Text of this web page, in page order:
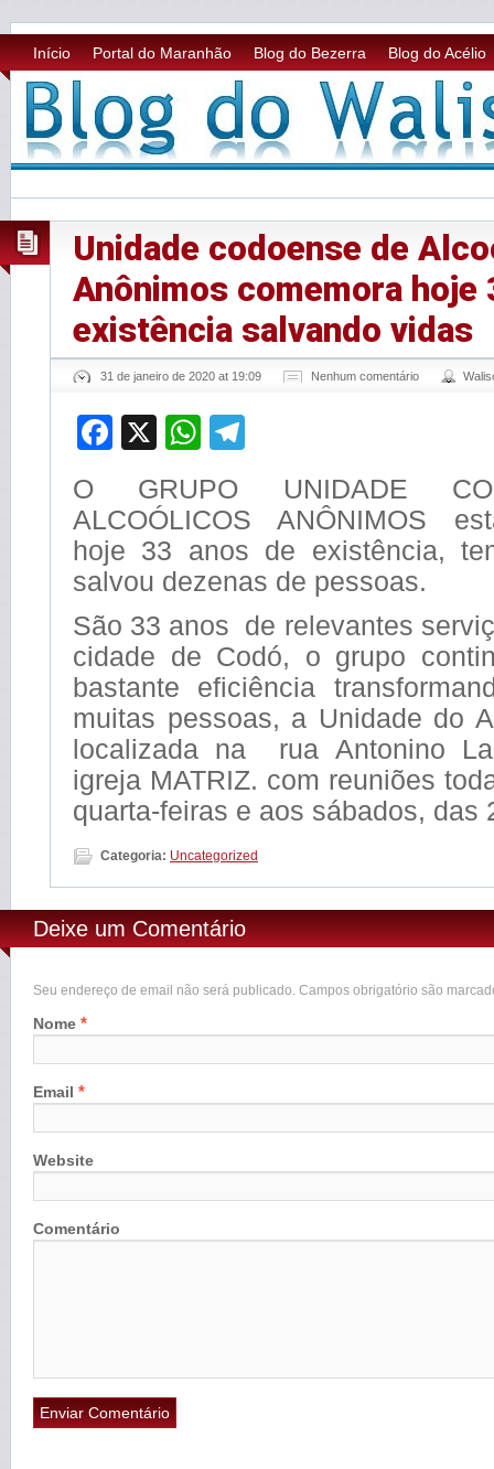
Início Portal do Maranhão Blog do Bezerra Blog do Acélio
Unidade codoense de
Anônimos comemora hoje
existência salvando vidas
31 de janeiro de 2020 at 19:09 Nenhum comentário
Facebook
X WhatsApp
O GRUPO UNIDADE
ALCOÓLICOS ANÔNIMOS
hoje 33 anos de existência,
salvou dezenas de pessoas.
São 33 anos de relevantes
cidade de Codó, o grupo
bastante eficiência
muitas pessoas, a Unidade do
localizada na rua Antonino
igreja MATRIZ. com reuniões
quarta-feiras e aos sábados, das
Categoria: Uncategorized
Deixe um Comentário
Seu endereço de email não será publicado. Campos obrigatório são
Nome *
Email *
Website
Comentário